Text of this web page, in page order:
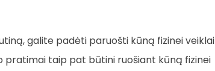
galite padėti paruošti kūną fizinei veiklai
pratimai taip pat būtini ruošiant kūną fizinei